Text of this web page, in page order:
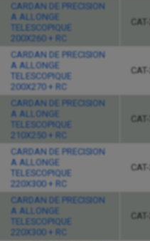
CARDAN DE PRECISION
A ALLONGE
TELESCOPIQUE
200X260 + RC
CARDAN DE PRECISION
A ALLONGE
TELESCOPIQUE
200X270 + RC
CARDAN DE PRECISION
A ALLONGE
TELESCOPIQUE
210X250 + RC
CARDAN DE PRECISION
A ALLONGE
TELESCOPIQUE
220X300 + RC
CARDAN DE PRECISION
A ALLONGE
TELESCOPIQUE
220X300 + RC